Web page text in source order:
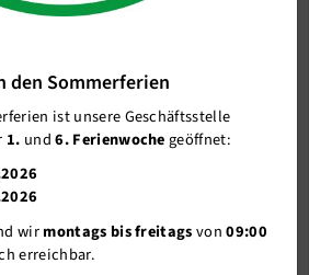
2021
2021 waren für viele erstmalig nach
Möglic
den Sommerferien
ist unsere Geschäftsstelle
1. und6. Ferienwochegeöffnet:
wirmontags bis freitagsvon09:00
erreichbar.